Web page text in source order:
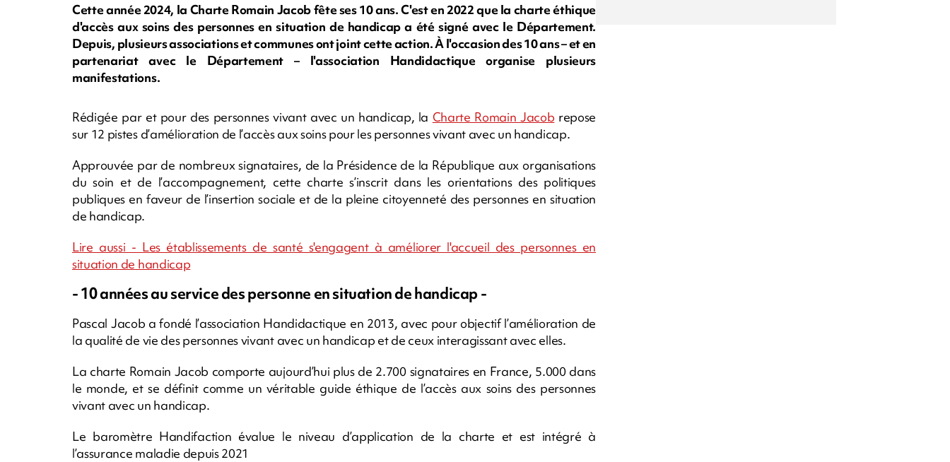
Cette année 2024, la Charte Romain Jacob fête ses 10 ans. C'est en 2022 que la charte éthique
d'accès aux soins des personnes en situation de handicap a été signé avec le Département.
Depuis, plusieurs associations et communes ont joint cette action. À l'occasion des 10 ans – et en
partenariat avec le Département – l'association Handidactique organise plusieurs
manifestations.
Rédigée par et pour des personnes vivant avec un handicap, la Charte Romain Jacob repose
sur 12 pistes d’amélioration de l’accès aux soins pour les personnes vivant avec un handicap.
Approuvée par de nombreux signataires, de la Présidence de la République aux organisations
du soin et de l’accompagnement, cette charte s’inscrit dans les orientations des politiques
publiques en faveur de l’insertion sociale et de la pleine citoyenneté des personnes en situation
de handicap.
Lire aussi - Les établissements de santé s'engagent à améliorer l'accueil des personnes en
situation de handicap
- 10 années au service des personne en situation de handicap -
Pascal Jacob a fondé l’association Handidactique en 2013, avec pour objectif l’amélioration de
la qualité de vie des personnes vivant avec un handicap et de ceux interagissant avec elles.
La charte Romain Jacob comporte aujourd’hui plus de 2.700 signataires en France, 5.000 dans
le monde, et se définit comme un véritable guide éthique de l’accès aux soins des personnes
vivant avec un handicap.
Le baromètre Handifaction évalue le niveau d’application de la charte et est intégré à
l’assurance maladie depuis 2021